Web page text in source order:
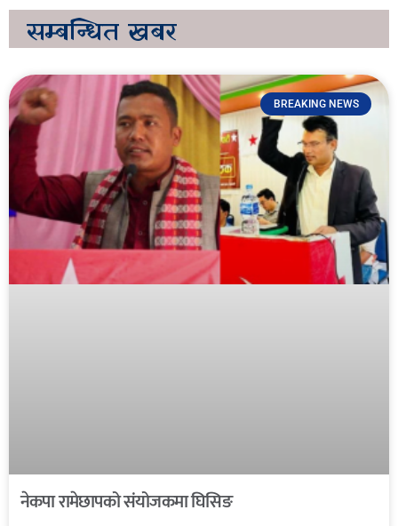
सम्बन्धित खबर
BREAKING NEWS
नेकपा रामेछापको संयोजकमा घिसिङ